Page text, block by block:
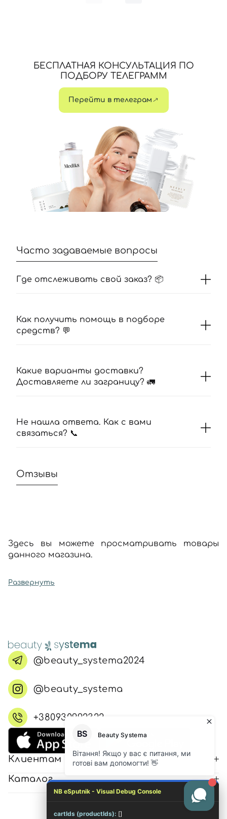
БЕСПЛАТНАЯ КОНСУЛЬТАЦИЯ ПО
ПОДБОРУ ТЕЛЕГРАММ
Перейти в телеграм
Часто задаваемые вопросы
Где отслеживать свой заказ? 📦
Как получить помощь в подборе
средств? 💬
Какие варианты доставки?
Доставляете ли заграницу? 🚛
Не нашла ответа. Как с вами
связаться? 📞
Отзывы
Здесь вы можете просматривать товары
данного магазина.
Развернуть
@beauty_systema2024
@beauty_systema
+380930992322
Клиентам
Каталог
NB eSputnik - Visual Debug Console
cartIds (productIds): []